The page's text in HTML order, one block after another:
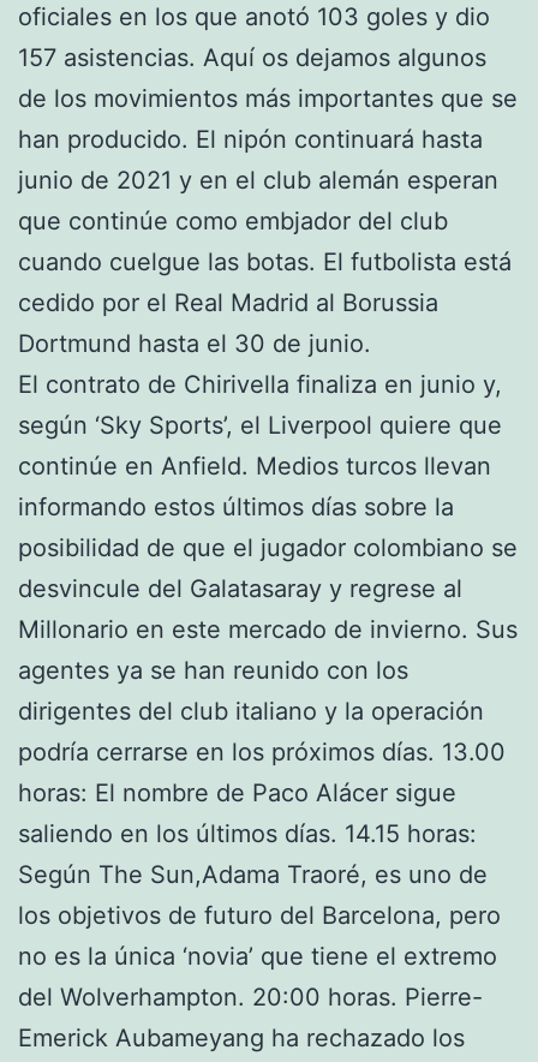
oficiales en los que anotó 103 goles y dio
157 asistencias. Aquí os dejamos algunos
de los movimientos más importantes que se
han producido. El nipón continuará hasta
junio de 2021 y en el club alemán esperan
que continúe como embjador del club
cuando cuelgue las botas. El futbolista está
cedido por el Real Madrid al Borussia
Dortmund hasta el 30 de junio.
El contrato de Chirivella finaliza en junio y,
según ‘Sky Sports’, el Liverpool quiere que
continúe en Anfield. Medios turcos llevan
informando estos últimos días sobre la
posibilidad de que el jugador colombiano se
desvincule del Galatasaray y regrese al
Millonario en este mercado de invierno. Sus
agentes ya se han reunido con los
dirigentes del club italiano y la operación
podría cerrarse en los próximos días. 13.00
horas: El nombre de Paco Alácer sigue
saliendo en los últimos días. 14.15 horas:
Según The Sun,Adama Traoré, es uno de
los objetivos de futuro del Barcelona, pero
no es la única ‘novia’ que tiene el extremo
del Wolverhampton. 20:00 horas. Pierre-
Emerick Aubameyang ha rechazado los